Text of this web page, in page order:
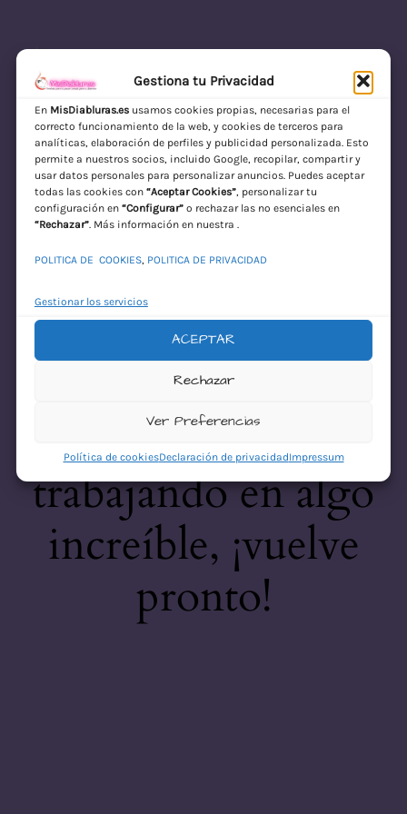
Gestiona tu Privacidad
En MisDiabluras.esusamos cookies propias, necesarias para el
correcto funcionamiento de la web, y cookies de terceros para
analíticas, elaboración de perfiles y publicidad personalizada. Esto
permite a nuestros socios, incluido Google, recopilar, compartir y
usar datos personales para personalizar anuncios. Puedes aceptar
todas las cookies con “Aceptar Cookies”, personalizar tu
configuración en “Configurar”o rechazar las no esenciales en
“Rechazar”. Más información en nuestra .
POLITICA DE COOKIES, POLITICA DE PRIVACIDAD
Gestionar los servicios
ACEPTAR
Rechazar
Ver Preferencias
Política de cookiesDeclaración de privacidadImpressum
MisDiabluras | Sexshop Online con Envío
Discreto en España
Acceder
¡Disculpa este
desastre! Estamos
trabajando en algo
increíble, ¡vuelve
pronto!